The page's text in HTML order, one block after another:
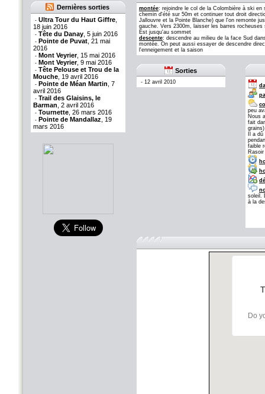
Dernières sorties
- Ultra Tour du Haut Giffre
18 juin 2016
- Tête du Danay , 5 juin 2016
- Pointe de Puvat , 21 mai
2016
- Mont Veyrier, 15 mai 2016
- Mont Veyrier, 9 mai 2016
- Tête Pelouse et Trou de la
Mouche , 19 avril 2016
- Pointe de Méan Martin , 7
avril 2016
- Trail des Glaisins, le
Barman , 2 avril 2016
- Tournette , 26 mars 2016
- Pointe de Mandallaz , 19
mars 2016
montée: rejoindre le col de la Colombière à ski
chemin d'été sur 50m et continuer tout droit
Jallouvre et la Pointe Blanche) que l'on remonte
gauche. Vers 2300m, laisser les barres
Est jusqu'au sommet
descente: descendre au milieu de la face Sud
montée. On peut aussi essayer de descendre
l'enneigement et la saison
Sorties
- 12 avril 2010
peu
Nous
fait
Il a
faible
soleil.
à la
Do